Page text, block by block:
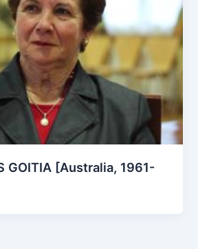
GOITIA [Australia, 1961-